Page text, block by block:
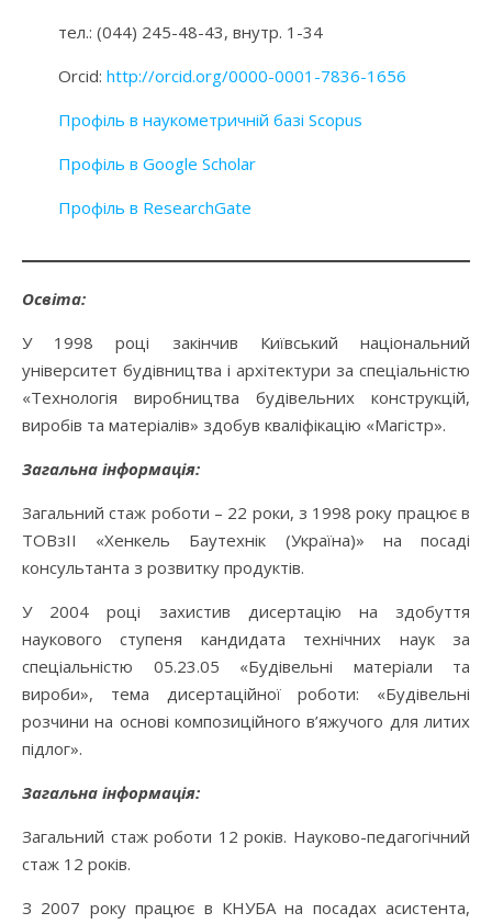
тел.: (044) 245-48-43, внутр. 1-34
Orcid: http://orcid.org/0000-0001-7836-1656
Профіль в наукометричній базі Scopus
Профіль в Google Scholar
Профіль в ResearchGate
Освіта:
У 1998 році закінчив Київський національний
університет будівництва і архітектури за спеціальністю
«Технологія виробництва будівельних конструкцій,
виробів та матеріалів» здобув кваліфікацію «Магістр».
Загальна інформація:
Загальний стаж роботи – 22 роки, з 1998 року працює в
ТОВзІІ «Хенкель Баутехнік (Україна)» на посаді
консультанта з розвитку продуктів.
У 2004 році захистив дисертацію на здобуття
наукового ступеня кандидата технічних наук за
спеціальністю 05.23.05 «Будівельні матеріали та
вироби», тема дисертаційної роботи: «Будівельні
розчини на основі композиційного в’яжучого для литих
підлог».
Загальна інформація:
Загальний стаж роботи 12 років. Науково-педагогічний
стаж 12 років.
З 2007 року працює в КНУБА на посадах асистента,